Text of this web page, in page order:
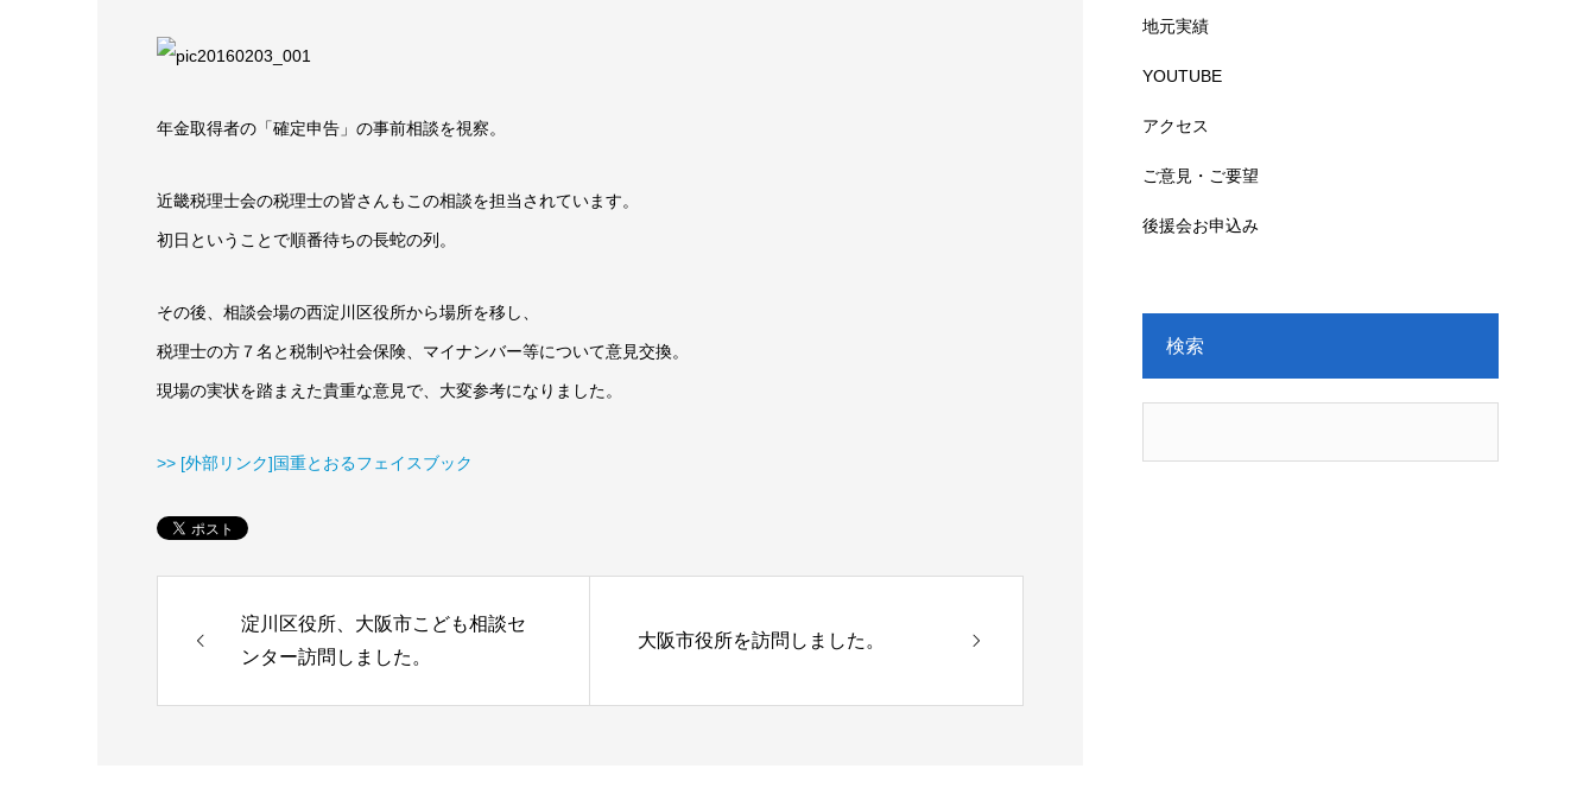
年金取得者の「確定申告」の事前相談を視察。
近畿税理士会の税理士の皆さんもこの相談を担当されています。
初日ということで順番待ちの長蛇の列。
その後、相談会場の西淀川区役所から場所を移し、
税理士の方７名と税制や社会保険、マイナンバー等について意見交換。
現場の実状を踏まえた貴重な意見で、大変参考になりました。
>> [外部リンク]国重とおるフェイスブック
淀川区役所、大阪市こども相談セ
ンター訪問しました。
大阪市役所を訪問しました。
地元実績
YOUTUBE
アクセス
ご意見・ご要望
後援会お申込み
検索